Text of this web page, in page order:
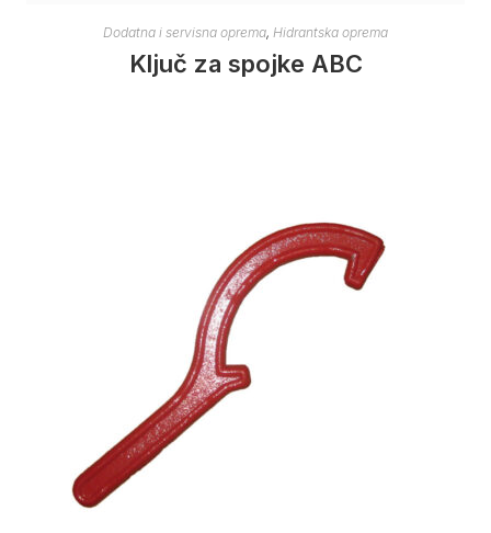
Dodatna i servisna oprema, Hidrantska oprema
Ključ za spojke ABC